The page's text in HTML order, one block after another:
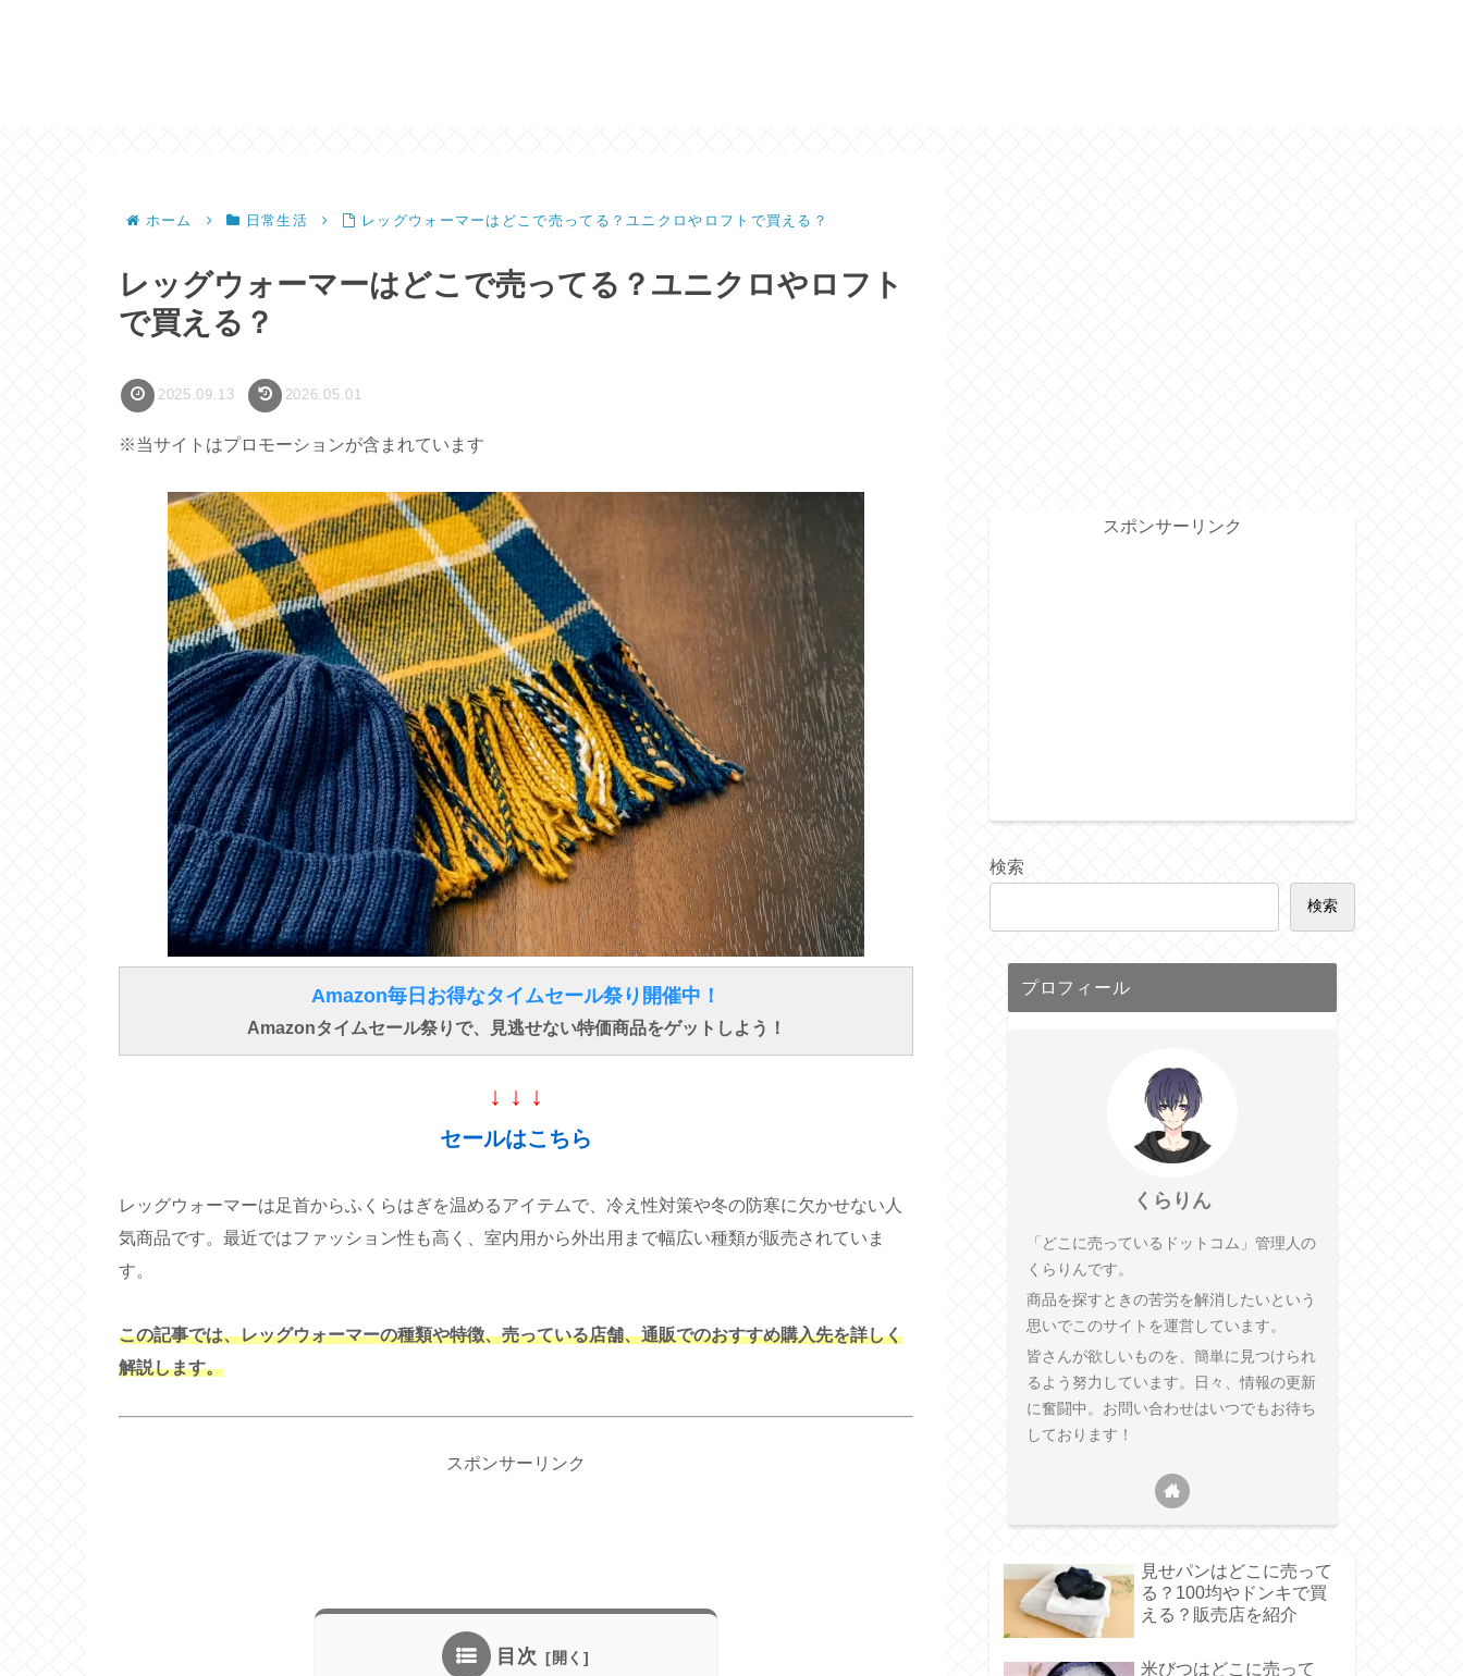
ホーム 日常生活 レッグウォーマーはどこで売ってる？ユニクロやロフトで買える？
レッグウォーマーはどこで売ってる？ユニクロやロフト
で買える？
2025.09.13 2026.05.01
※当サイトはプロモーションが含まれています
Amazon毎日お得なタイムセール祭り開催中！
Amazonタイムセール祭りで、見逃せない特価商品をゲットしよう！
↓ ↓ ↓
セールはこちら
レッグウォーマーは足首からふくらはぎを温めるアイテムで、冷え性対策や冬の防寒に欠かせない人
気商品です。最近ではファッション性も高く、室内用から外出用まで幅広い種類が販売されていま
す。
この記事では、レッグウォーマーの種類や特徴、売っている店舗、通販でのおすすめ購入先を詳しく
解説します。
スポンサーリンク
目次
スポンサーリンク
検索
検索
プロフィール
くらりん
「どこに売っているドットコム」管理人の
くらりんです。
商品を探すときの苦労を解消したいという
思いでこのサイトを運営しています。
皆さんが欲しいものを、簡単に見つけられ
るよう努力しています。日々、情報の更新
に奮闘中。お問い合わせはいつでもお待ち
しております！
見せパンはどこに売って
る？100均やドンキで買
える？販売店を紹介
米びつはどこに売って